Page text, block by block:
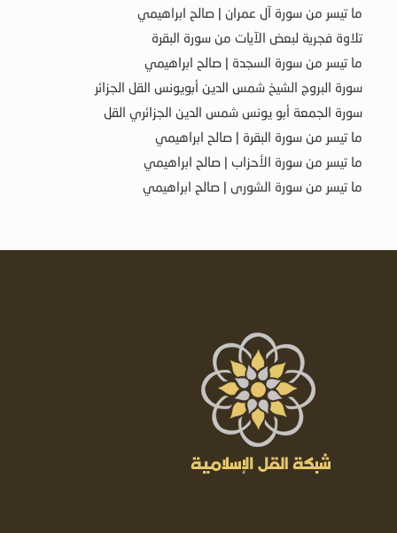
ما تيسر من سورة آل عمران | صالح ابراهيمي
تلاوة فجرية لبعض الآيات من سورة البقرة
ما تيسر من سورة السجدة | صالح ابراهيمي
سورة البروج الشيخ شمس الدين أبويونس القل الجزائر
سورة الجمعة أبو يونس شمس الدين الجزائري القل
ما تيسر من سورة البقرة | صالح ابراهيمي
ما تيسر من سورة الأحزاب | صالح ابراهيمي
ما تيسر من سورة الشورى | صالح ابراهيمي